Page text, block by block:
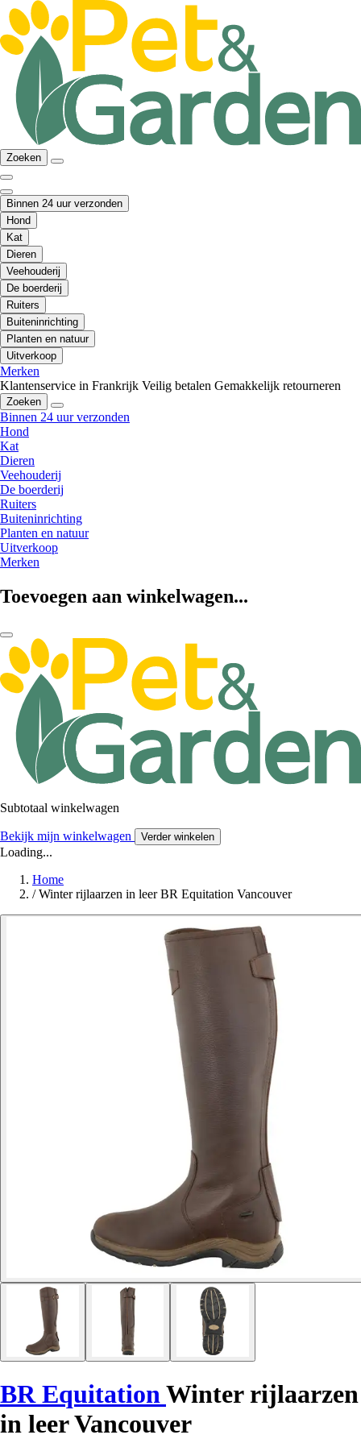
Zoeken
Binnen 24 uur verzonden
Hond
Kat
Dieren
Veehouderij
De boerderij
Ruiters
Buiteninrichting
Planten en natuur
Uitverkoop
Merken
Klantenservice in Frankrijk Veilig betalen Gemakkelijk retourneren
Zoeken
Binnen 24 uur verzonden
Hond
Kat
Dieren
Veehouderij
De boerderij
Ruiters
Buiteninrichting
Planten en natuur
Uitverkoop
Merken
Toevoegen aan winkelwagen...
Subtotaal winkelwagen
Bekijk mijn winkelwagen Verder winkelen
Loading...
Home
/ Winter rijlaarzen in leer BR Equitation Vancouver
BR Equitation Winter rijlaarzen
in leer Vancouver